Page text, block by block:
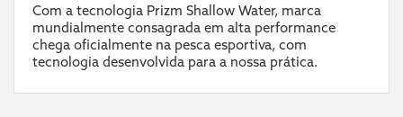
Com a tecnologia Prizm Shallow Water, marca
mundialmente consagrada em alta performance
chega oficialmente na pesca esportiva, com
tecnologia desenvolvida para a nossa prática.